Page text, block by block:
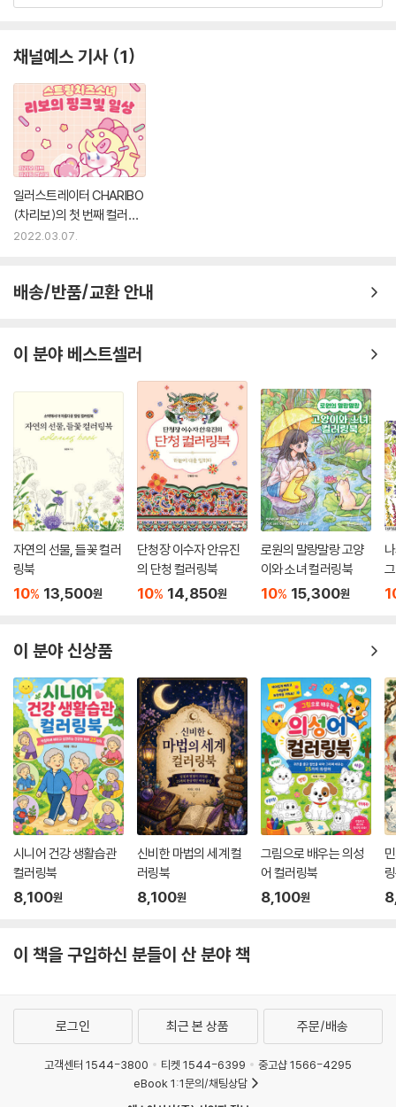
채널예스 기사 1
일러스트레이터 CHARIBO
(차리보)의 첫 번째 컬러링
엽서북
2022.03.07.
배송/반품/교환 안내
이 분야 베스트셀러
자연의 선물, 들꽃 컬러
링북
10% 13,500원
단청장 이수자 안유진
의 단청 컬러링북
10% 14,850원
로원의 말랑말랑 고양
이와 소녀 컬러링북
10% 15,300원
이 분야 신상품
시니어 건강 생활습관
컬러링북
8,100원
신비한 마법의 세계 컬
러링북
8,100원
그림으로 배우는 의성
어 컬러링북
8,100원
이 책을 구입하신 분들이 산 분야 책
로그인 최근 본 상품 주문/배송
고객센터 1544-3800 티켓 1544-6399
중고샵 1566-4295
eBook 1:1문의/채팅상담